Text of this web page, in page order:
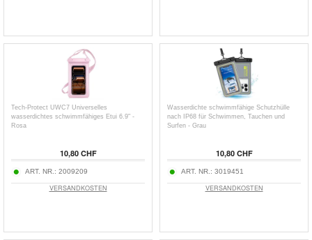
Tech-Protect UWC7 Universelles
wasserdichtes schwimmfähiges Etui 6.9" -
Rosa
10,80 CHF
ART. NR.: 2009209
VERSANDKOSTEN
Wasserdichte schwimmfähige Schutzhülle
nach IP68 für Schwimmen, Tauchen und
Surfen - Grau
10,80 CHF
ART. NR.: 3019451
VERSANDKOSTEN